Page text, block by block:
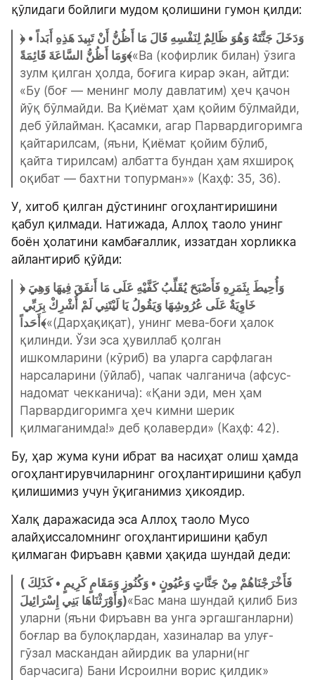
қўлидаги бойлиги мудом қолишини гумон қилди:
﴿وَدَخَلَ جَنَّتَهُ وَهُوَ ظَالِمٌ لِنَفْسِهِ قَالَ مَا أَظُنُّ أَنْ تَبِيدَ هَذِهِ أَبَداً •
وَمَا أَظُنُّ السَّاعَةَ قَائِمَةً﴾«Ва (кофирлик билан) ўзига
зулм қилган ҳолда, боғига кирар экан, айтди:
«Бу (боғ — менинг молу давлатим) ҳеч қачон
йўқ бўлмайди. Ва Қиёмат ҳам қойим бўлмайди,
деб ўйлайман. Қасамки, агар Парвардигоримга
қайтарилсам, (яъни, Қиёмат қойим бўлиб,
қайта тирилсам) албатта бундан ҳам яхшироқ
оқибат — бахтни топурман»» (Каҳф: 35, 36).
У, хитоб қилган дўстининг огоҳлантиришини
қабул қилмади. Натижада, Аллоҳ таоло унинг
боён ҳолатини камбағаллик, иззатдан хорликка
айлантириб қўйди:
﴿وَأُحِيطَ بِثَمَرِهِ فَأَصْبَحَ يُقَلِّبُ كَفَّيْهِ عَلَى مَا أَنفَقَ فِيهَا وَهِيَ
أَحَداً﴾«(Дарҳақиқат), унинг мева-боғи ҳалок
қилинди. Ўзи эса ҳувиллаб қолган
ишкомларини (кўриб) ва уларга сарфлаган
нарсаларини (ўйлаб), чапак чалганича (афсус-
надомат чекканича): «Қани эди, мен ҳам
Парвардигоримга ҳеч кимни шерик
қилмаганимда!» деб қолаверди» (Каҳф: 42).
Бу, ҳар жума куни ибрат ва насиҳат олиш ҳамда
огоҳлантирувчиларнинг огоҳлантиришини қабул
қилишимиз учун ўқиганимиз ҳикоядир.
Халқ даражасида эса Аллоҳ таоло Мусо
алайҳиссаломнинг огоҳлантиришини қабул
қилмаган Фиръавн қавми ҳақида шундай деди:
(فَأَخْرَجْنَاهُمْ مِنْ جَنَّاتٍ وَعُيُونٍ • وَكُنُوزٍ وَمَقَامٍ كَرِيمٍ • كَذَلِكَ
وَأَوْرَثْنَاهَا بَنِي إِسْرَائِيلَ)«Бас мана шундай қилиб Биз
уларни (яъни Фиръавн ва унга эргашганларни)
боғлар ва булоқлардан, хазиналар ва улуғ-
гўзал маскандан айирдик ва уларни(нг
барчасига) Бани Исроилни ворис қилдик»